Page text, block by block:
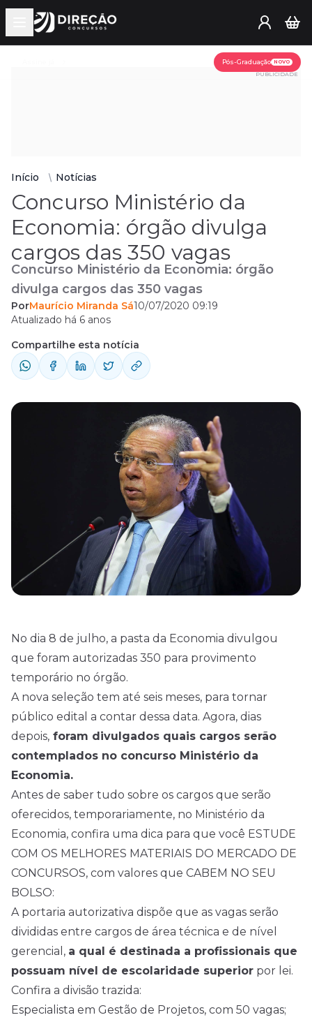
Open main menu
Pós-Graduação NOVO
PUBLICIDADE
Início Notícias
Concurso Ministério da
Economia: órgão divulga
cargos das 350 vagas
Concurso Ministério da Economia: órgão
divulga cargos das 350 vagas
PorMaurício Miranda Sá10/07/2020 09:19
Atualizado há 6 anos
Compartilhe esta notícia
No dia 8 de julho, a pasta da Economia divulgou
que foram autorizadas 350 para provimento
temporário no órgão.
A nova seleção tem até seis meses, para tornar
público edital a contar dessa data. Agora, dias
depois, foram divulgados quais cargos serão
contemplados no concurso Ministério da
Economia.
Antes de saber tudo sobre os cargos que serão
oferecidos, temporariamente, no Ministério da
Economia, confira uma dica para que você ESTUDE
COM OS MELHORES MATERIAIS DO MERCADO DE
CONCURSOS, com valores que CABEM NO SEU
BOLSO:
A portaria autorizativa dispõe que as vagas serão
divididas entre cargos de área técnica e de nível
gerencial, a qual é destinada a profissionais que
possuam nível de escolaridade superior por lei.
Confira a divisão trazida:
Especialista em Gestão de Projetos, com 50 vagas;